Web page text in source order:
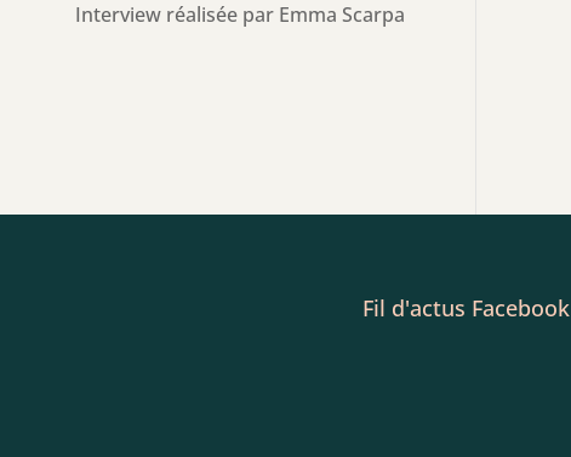
Interview réalisée par Emma Scarpa
Fil d'actus Facebook